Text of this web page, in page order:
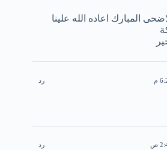
المبارك اعاده الله علينا
رد
رد